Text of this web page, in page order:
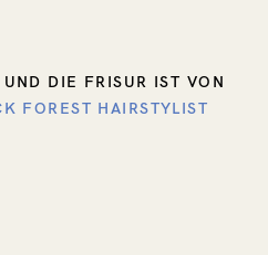
DIE FRISUR IST VON
FOREST HAIRSTYLIST